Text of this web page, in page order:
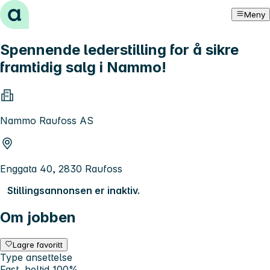
Hopp til innhold Meny
Spennende lederstilling for å sikre
framtidig salg i Nammo!
Nammo Raufoss AS
Enggata 40, 2830 Raufoss
Stillingsannonsen er inaktiv.
Om jobben
Lagre favoritt
Type ansettelse